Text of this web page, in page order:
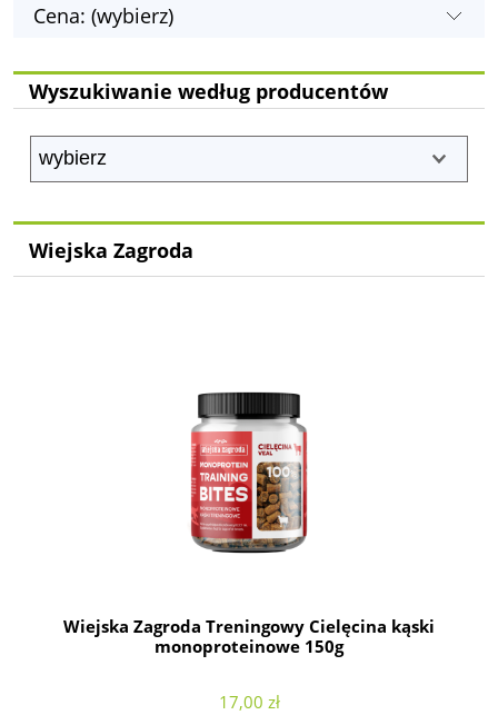
Cena: (wybierz)
Wyszukiwanie według producentów
Wiejska Zagroda
Wiejska Zagroda Treningowy Cielęcina kąski
monoproteinowe 150g
17,00 zł